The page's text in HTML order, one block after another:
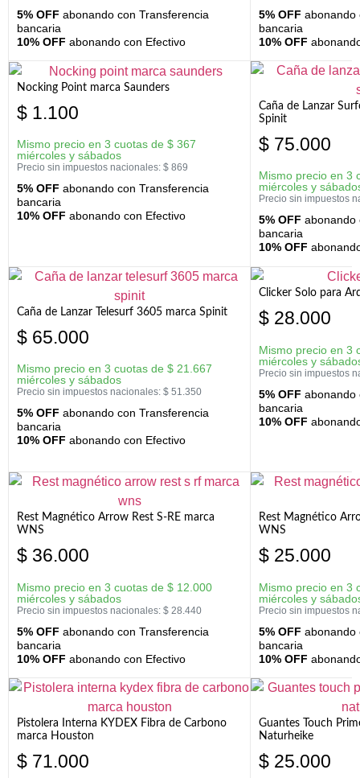
5% OFF abonando con Transferencia
bancaria
10% OFF abonando con Efectivo
5% OFF abonando
bancaria
10% OFF
Nocking Point marca Saunders
$ 1.100
Mismo precio en 3 cuotas de $ 367
miércoles y sábados
Precio sin impuestos nacionales: $ 869
5% OFF abonando con Transferencia
bancaria
10% OFF abonando con Efectivo
Caña de Lanzar
Spinit
$ 75.000
Mismo precio en 3
miércoles y
Precio sin impuestos
5% OFF abonando
bancaria
10% OFF
Caña de Lanzar Telesurf 3605 marca Spinit
$ 65.000
Mismo precio en 3 cuotas de $ 21.667
miércoles y sábados
Precio sin impuestos nacionales: $ 51.350
5% OFF abonando con Transferencia
bancaria
10% OFF abonando con Efectivo
Clicker Solo para
$ 28.000
Mismo precio en 3
miércoles y
Precio sin impuestos
5% OFF abonando
bancaria
10% OFF
Rest Magnético Arrow Rest S-RE marca
WNS
$ 36.000
Mismo precio en 3 cuotas de $ 12.000
miércoles y sábados
Precio sin impuestos nacionales: $ 28.440
5% OFF abonando con Transferencia
bancaria
10% OFF abonando con Efectivo
Rest Magnético
WNS
$ 25.000
Mismo precio en 3
miércoles y
Precio sin impuestos
5% OFF abonando
bancaria
10% OFF
Pistolera Interna KYDEX Fibra de Carbono
marca Houston
$ 71.000
Guantes Touch
Naturheike
$ 25.000